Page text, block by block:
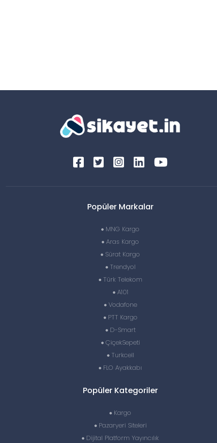
Popüler Markalar
MNG Kargo
Aras Kargo
Sürat Kargo
Trendyol
Türk Telekom
A101
Vodafone
PTT Kargo
D-Smart
ÇiçekSepeti
Turkcell
FLO Ayakkabı
Popüler Kategoriler
Kargo
Pazaryeri Siteleri
Dijital Platform Yayıncılık